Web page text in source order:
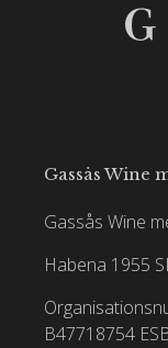
Gassås Wine
Gassås Wine
Habena 1955
B47718754